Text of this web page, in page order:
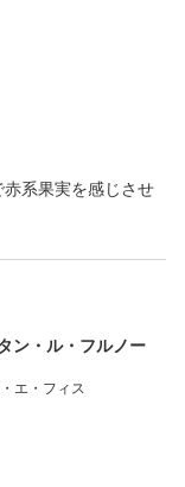
系果実を感じさせ
ン・ル・フルノー
エ・フィス